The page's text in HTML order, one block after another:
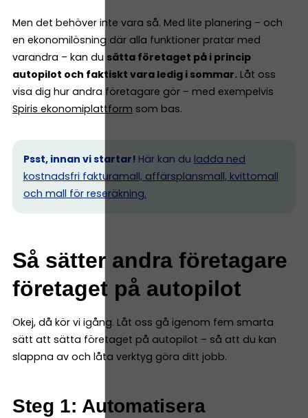
Men det behöver inte vara så. Med lite planering – och
en ekonomilösning där alla funktioner pratar med
varandra – kan du sätta företaget på i princip
autopilot och faktiskt vara ledig i sommar. Låt oss
visa dig hur andra företagare gör – med exempelvis
Spiris ekonomiplattform som bas.
Psst, innan vi startar! Här kan du ladda ned
kostnadsfri fakturamall, affärsplansmall, kvittomall
och mall för reseräkning.
Så sätter andra företagare
företaget på autopilot
Okej, då kör vi igång. Låt oss gå igenom fem smarta
sätt att sätta företaget på autopilot – så att du kan
slappna av och låta verktyg göra ditt jobb.
Steg 1: Automatisera